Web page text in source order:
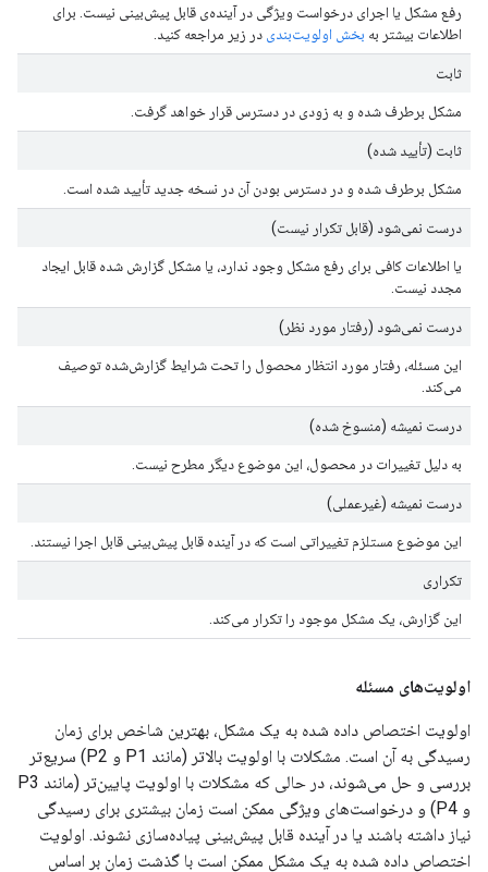
رفع مشکل یا اجرای درخواست ویژگی در آینده‌ی قابل پیش‌بینی نیست. برای
اطلاعات بیشتر به بخش اولویت‌بندی در زیر مراجعه کنید.
ثابت
مشکل برطرف شده و به زودی در دسترس قرار خواهد گرفت.
ثابت (تأیید شده)
مشکل برطرف شده و در دسترس بودن آن در نسخه جدید تأیید شده است.
درست نمی‌شود (قابل تکرار نیست)
یا اطلاعات کافی برای رفع مشکل وجود ندارد، یا مشکل گزارش شده قابل ایجاد
مجدد نیست.
درست نمی‌شود (رفتار مورد نظر)
این مسئله، رفتار مورد انتظار محصول را تحت شرایط گزارش‌شده توصیف
می‌کند.
درست نمیشه (منسوخ شده)
به دلیل تغییرات در محصول، این موضوع دیگر مطرح نیست.
درست نمیشه (غیرعملی)
این موضوع مستلزم تغییراتی است که در آینده قابل پیش‌بینی قابل اجرا نیستند.
تکراری
این گزارش، یک مشکل موجود را تکرار می‌کند.
اولویت‌های مسئله
اولویت اختصاص داده شده به یک مشکل، بهترین شاخص برای زمان
رسیدگی به آن است. مشکلات با اولویت بالاتر (مانند P1 و P2) سریع‌تر
بررسی و حل می‌شوند، در حالی که مشکلات با اولویت پایین‌تر (مانند P3
و P4) و درخواست‌های ویژگی ممکن است زمان بیشتری برای رسیدگی
نیاز داشته باشند یا در آینده قابل پیش‌بینی پیاده‌سازی نشوند. اولویت
اختصاص داده شده به یک مشکل ممکن است با گذشت زمان بر اساس